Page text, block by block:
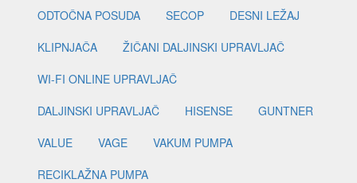
ODTOČNA POSUDA
SECOP
DESNI LEŽAJ
KLIPNJAČA
ŽIČANI DALJINSKI UPRAVLJAČ
WI-FI ONLINE UPRAVLJAČ
DALJINSKI UPRAVLJAČ
HISENSE
GUNTNER
VALUE
VAGE
VAKUM PUMPA
RECIKLAŽNA PUMPA